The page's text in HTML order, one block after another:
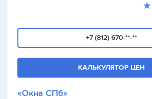
+7 (812) 670-**-**
КАЛЬКУЛЯТОР ЦЕН
«Окна СПб»